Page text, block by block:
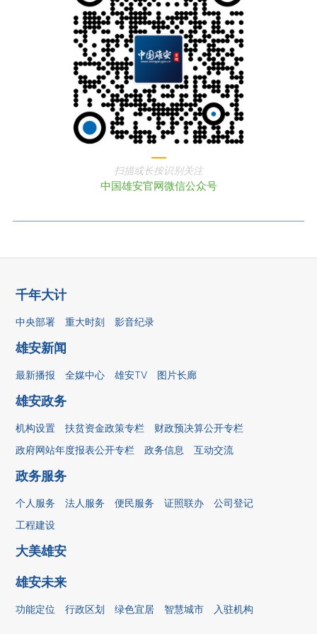
扫描或长按识别关注
中国雄安官网微信公众号
千年大计
中央部署 重大时刻 影音纪录
雄安新闻
最新播报 全媒中心 雄安TV 图片长廊
雄安政务
机构设置 扶贫资金政策专栏
财政预决算公开专栏
政府网站年度报表公开专栏
政务信息 互动交流
政务服务
个人服务 法人服务 便民服务 证照联办
公司登记
工程建设
大美雄安
雄安未来
功能定位 行政区划 绿色宜居 智慧城市 入驻机构